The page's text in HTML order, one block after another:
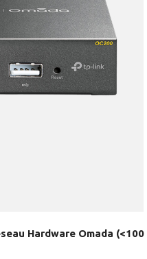
Hardware Omada (<100